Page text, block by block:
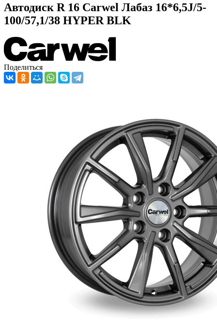
Автодиск R 16 Carwel Лабаз 16*6,5J/5-
100/57,1/38 HYPER BLK
Поделиться